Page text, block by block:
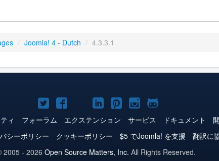
/ Joomla! 4 - Dutch / 4.3.3.1
Joomla!
Twitter
Joomla!
Facebook
Joomla!
YouTube
Joomla!
LinkedIn
Joomla!
Pinterest
Joomla!
Instagram
Joomla!
GitHub
ィ フォーラム エクステンション サービス ドキュメント
シーポリシー クッキーポリシー $5 でJoomla! を支援 翻訳に
2005 - 2026 Open Source Matters, Inc. All Rights Reserved.